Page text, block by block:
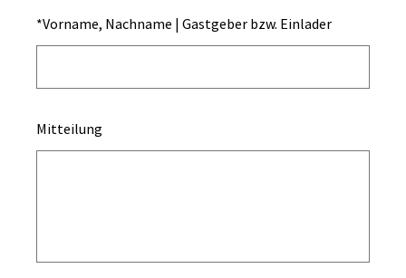
*Vorname, Nachname | Gastgeber bzw. Einlader
Mitteilung